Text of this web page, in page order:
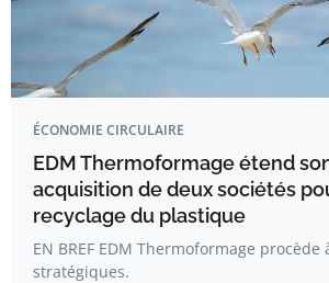
ÉCONOMIE CIRCULAIRE
EDM Thermoformage étend
acquisition de deux sociétés
recyclage du plastique
EN BREF EDM Thermoformage
stratégiques.